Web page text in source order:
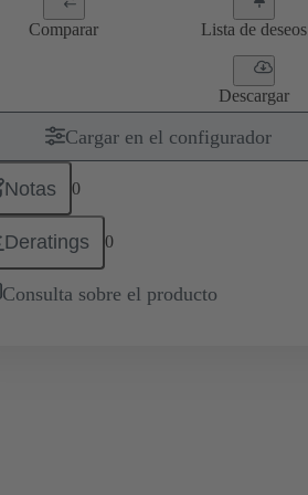
Comparar Lista de deseos
Descargar
Cargar en el configurador
Notas 0
Deratings 0
Consulta sobre el producto